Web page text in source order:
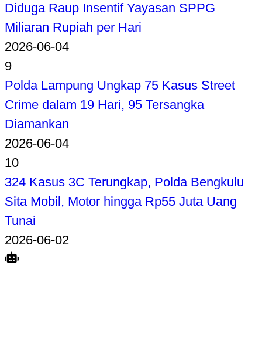
Diduga Raup Insentif Yayasan SPPG
Miliaran Rupiah per Hari
2026-06-04
9
Polda Lampung Ungkap 75 Kasus Street
Crime dalam 19 Hari, 95 Tersangka
Diamankan
2026-06-04
10
324 Kasus 3C Terungkap, Polda Bengkulu
Sita Mobil, Motor hingga Rp55 Juta Uang
Tunai
2026-06-02